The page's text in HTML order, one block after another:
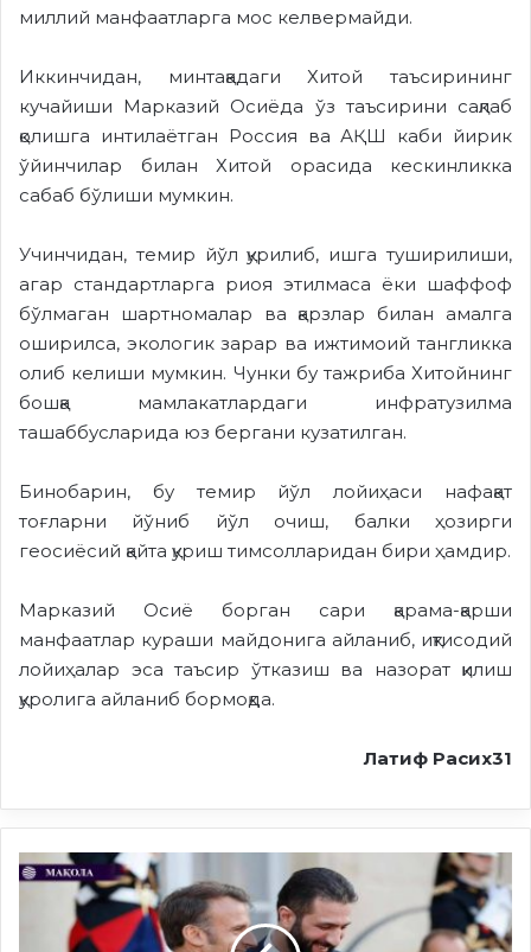
миллий манфаатларга мос келвермайди.
Иккинчидан, минтақадаги Хитой таъсирининг
кучайиши Марказий Осиёда ўз таъсирини сақлаб
қолишга интилаётган Россия ва АҚШ каби йирик
ўйинчилар билан Хитой орасида кескинликка
сабаб бўлиши мумкин.
Учинчидан, темир йўл қурилиб, ишга туширилиши,
агар стандартларга риоя этилмаса ёки шаффоф
бўлмаган шартномалар ва қарзлар билан амалга
оширилса, экологик зарар ва ижтимоий тангликка
олиб келиши мумкин. Чунки бу тажриба Хитойнинг
бошқа мамлакатлардаги инфратузилма
ташаббусларида юз бергани кузатилган.
Бинобарин, бу темир йўл лойиҳаси нафақат
тоғларни йўниб йўл очиш, балки ҳозирги
геосиёсий қайта қуриш тимсолларидан бири ҳамдир.
Марказий Осиё борган сари қарама-қарши
манфаатлар кураши майдонига айланиб, иқтисодий
лойиҳалар эса таъсир ўтказиш ва назорат қилиш
қуролига айланиб бормоқда.
Латиф Расих31
Суриядаги
сўнгги ўзгаришлар